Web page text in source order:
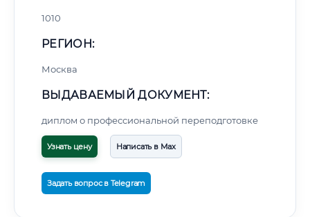
1010
РЕГИОН:
Москва
ВЫДАВАЕМЫЙ ДОКУМЕНТ:
диплом о профессиональной переподготовке
Узнать цену Написать в Max
Задать вопрос в Telegram